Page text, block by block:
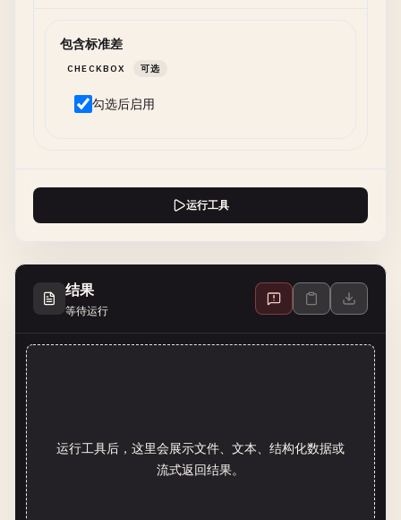
包含标准差
CHECKBOX 可选
勾选后启用
运行工具
结果
等待运行
运行工具后，这里会展示文件、文本、结构化数据或
流式返回结果。